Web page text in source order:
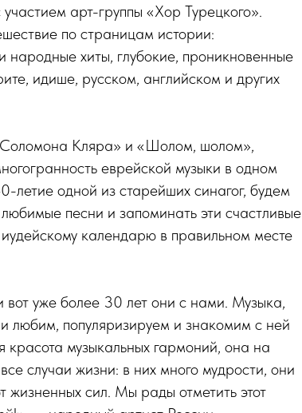
арт-группы «Хор Турецкого».
по страницам истории:
хиты, глубокие, проникновенные
идише, русском, английском и других
Кляра» и «Шолом, шолом»,
еврейской музыки в одном
одной из старейших синагог, будем
песни и запоминать эти счастливые
календарю в правильном месте
уже более 30 лет они с нами. Музыка,
любим, популяризируем и знакомим с ней
музыкальных гармоний, она на
случаи жизни: в них много мудрости, они
сил. Мы рады отметить этот